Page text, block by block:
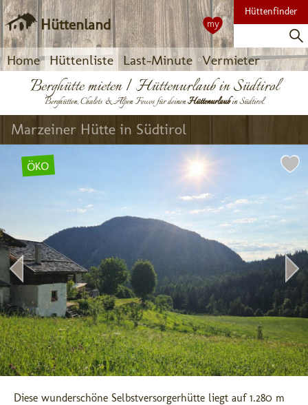
Hüttenland
Home Hüttenliste Last-Minute Vermieter
Hüttenfinder
my
Berghütte mieten | Hüttenurlaub in Südtirol
Berghütten, Chalets & Alpen Fewos für deinenHüttenurlaubin Südtirol.
Marzeiner Hütte in Südtirol
ÖKO
Diese wunderschöne Selbstversorgerhütte liegt auf 1.280 m